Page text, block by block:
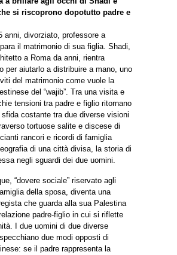
si riscoprono dopotutto padre e
anni, divorziato, professore a
il matrimonio di sua figlia. Shadi,
a Roma da anni, rientra
per aiutarlo a distribuire a mano, uno
del matrimonio come vuole la
del “wajib”. Tra una visita e
tensioni tra padre e figlio ritornano
costante tra due diverse visioni
tortuose salite e discese di
rancori e ricordi di famiglia
di una città divisa, la storia di
negli sguardi dei due uomini.
“dovere sociale” riservato agli
della sposa, diventa una
che guarda alla sua Palestina
padre-figlio in cui si riflette
I due uomini di due diverse
due modi opposti di
se il padre rappresenta la